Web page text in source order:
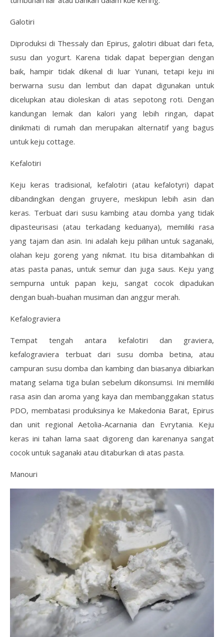
Galotiri
Diproduksi di Thessaly dan Epirus, galotiri dibuat dari feta,
susu dan yogurt. Karena tidak dapat bepergian dengan
baik, hampir tidak dikenal di luar Yunani, tetapi keju ini
berwarna susu dan lembut dan dapat digunakan untuk
dicelupkan atau dioleskan di atas sepotong roti. Dengan
kandungan lemak dan kalori yang lebih ringan, dapat
dinikmati di rumah dan merupakan alternatif yang bagus
untuk keju cottage.
Kefalotiri
Keju keras tradisional, kefalotiri (atau kefalotyri) dapat
dibandingkan dengan gruyere, meskipun lebih asin dan
keras. Terbuat dari susu kambing atau domba yang tidak
dipasteurisasi (atau terkadang keduanya), memiliki rasa
yang tajam dan asin. Ini adalah keju pilihan untuk saganaki,
olahan keju goreng yang nikmat. Itu bisa ditambahkan di
atas pasta panas, untuk semur dan juga saus. Keju yang
sempurna untuk papan keju, sangat cocok dipadukan
dengan buah-buahan musiman dan anggur merah.
Kefalograviera
Tempat tengah antara kefalotiri dan graviera,
kefalograviera terbuat dari susu domba betina, atau
campuran susu domba dan kambing dan biasanya dibiarkan
matang selama tiga bulan sebelum dikonsumsi. Ini memiliki
rasa asin dan aroma yang kaya dan membanggakan status
PDO, membatasi produksinya ke Makedonia Barat, Epirus
dan unit regional Aetolia-Acarnania dan Evrytania. Keju
keras ini tahan lama saat digoreng dan karenanya sangat
cocok untuk saganaki atau ditaburkan di atas pasta.
Manouri